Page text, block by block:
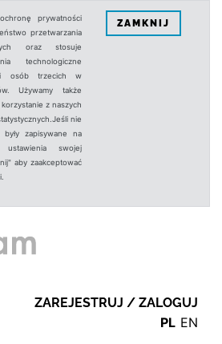
prywatności
przetwarzania
oraz stosuje
technologiczne
osób trzecich w
Używamy także
z naszych
nie
zapisywane na
swojej
aby zaakceptować
ZAMKNIJ
ZAREJESTRUJ / ZALOGUJ
PL EN